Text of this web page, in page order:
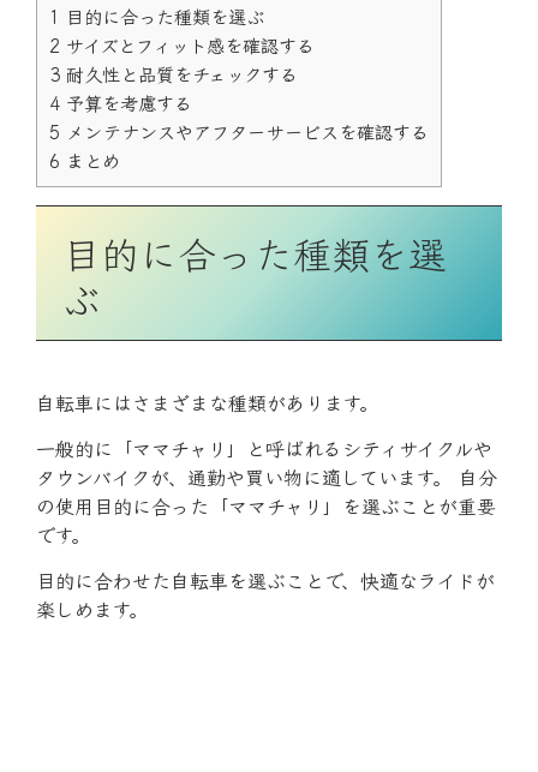
1 目的に合った種類を選ぶ
2 サイズとフィット感を確認する
3 耐久性と品質をチェックする
4 予算を考慮する
5 メンテナンスやアフターサービスを確認する
6 まとめ
目的に合った種類を選
ぶ
自転車にはさまざまな種類があります。
一般的に「ママチャリ」と呼ばれるシティサイクルや
タウンバイクが、通勤や買い物に適しています。 自分
の使用目的に合った「ママチャリ」を選ぶことが重要
です。
目的に合わせた自転車を選ぶことで、快適なライドが
楽しめます。